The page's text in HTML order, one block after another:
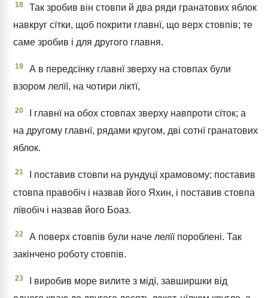
18
Так зробив він стовпи й два ряди гранатових яблок
навкруг сїтки, щоб покрити главнї, що верх стовпів; те
саме зробив і для другого главня.
19
А в передсїнку главнї зверху на стовпах були
взором лелїї, на чотири ліктї,
20
І главнї на обох стовпах зверху навпроти сїток; а
на другому главнї, рядами кругом, дві сотнї гранатових
яблок.
21
І поставив стовпи на рундуцї храмовому; поставив
стовпа правобіч і назвав його Яхин, і поставив стовпа
лївобіч і назвав його Боаз.
22
А поверх стовпів були наче лелїї пороблені. Так
закінчено роботу стовпів.
23
І виробив море вилите з мідї, завширшки від